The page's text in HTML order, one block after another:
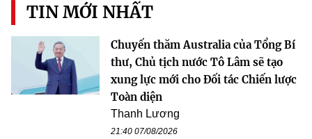
TIN MỚI NHẤT
Chuyến thăm Australia của Tổng Bí
thư, Chủ tịch nước Tô Lâm sẽ tạo
xung lực mới cho Đối tác Chiến lược
Toàn diện
Thanh Lương
21:40 07/08/2026